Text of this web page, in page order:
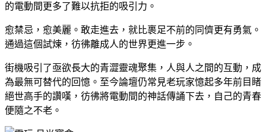
的電動間更多了難以抗拒的吸引力。
愈禁忌，愈美麗。敢走進去，就比裹足不前的同儕更有勇氣。
通過這個試煉，彷彿離成人的世界更進一步。
街機吸引了亟欲長大的青澀靈魂聚集，人與人之間的互動，成
為最無可替代的回憶。至今論壇仍常見老玩家憶起多年前目睹
絕世高手的讚嘆，彷彿將電動間的神話傳誦下去，自己的青春
便隨之不老。